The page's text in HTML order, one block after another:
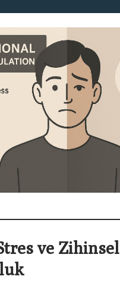
ve Zihinsel